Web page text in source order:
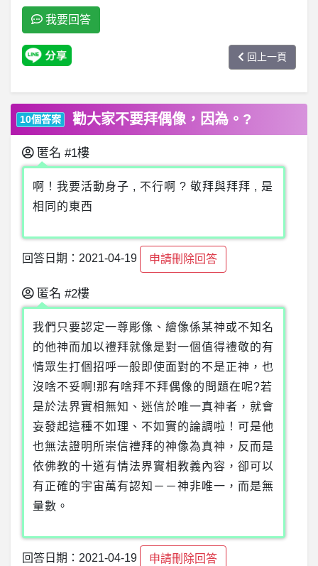
我要回答
回上一頁
10個答案 勸大家不要拜偶像，因為。?
匿名 #1樓
啊！我要活動身子 , 不行啊 ? 敬拜與拜拜 , 是
相同的東西
回答日期：2021-04-19 申請刪除回答
匿名 #2樓
我們只要認定一尊彫像、繪像係某神或不知名
的他神而加以禮拜就像是對一個值得禮敬的有
情眾生打個招呼一般即使面對的不是正神，也
沒啥不妥啊!那有啥拜不拜偶像的問題在呢?若
是於法界實相無知、迷信於唯一真神者，就會
妄發起這種不如理、不如實的論調啦！可是他
也無法證明所崇信禮拜的神像為真神，反而是
依佛教的十道有情法界實相教義內容，卻可以
有正確的宇宙萬有認知－－神非唯一，而是無
量數。
回答日期：2021-04-19 申請刪除回答